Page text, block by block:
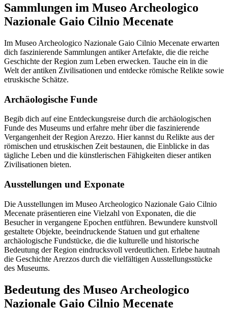
Sammlungen im Museo Archeologico
Nazionale Gaio Cilnio Mecenate
Im Museo Archeologico Nazionale Gaio Cilnio Mecenate erwarten
dich faszinierende Sammlungen antiker Artefakte, die die reiche
Geschichte der Region zum Leben erwecken. Tauche ein in die
Welt der antiken Zivilisationen und entdecke römische Relikte sowie
etruskische Schätze.
Archäologische Funde
Begib dich auf eine Entdeckungsreise durch die archäologischen
Funde des Museums und erfahre mehr über die faszinierende
Vergangenheit der Region Arezzo. Hier kannst du Relikte aus der
römischen und etruskischen Zeit bestaunen, die Einblicke in das
tägliche Leben und die künstlerischen Fähigkeiten dieser antiken
Zivilisationen bieten.
Ausstellungen und Exponate
Die Ausstellungen im Museo Archeologico Nazionale Gaio Cilnio
Mecenate präsentieren eine Vielzahl von Exponaten, die die
Besucher in vergangene Epochen entführen. Bewundere kunstvoll
gestaltete Objekte, beeindruckende Statuen und gut erhaltene
archäologische Fundstücke, die die kulturelle und historische
Bedeutung der Region eindrucksvoll verdeutlichen. Erlebe hautnah
die Geschichte Arezzos durch die vielfältigen Ausstellungsstücke
des Museums.
Bedeutung des Museo Archeologico
Nazionale Gaio Cilnio Mecenate